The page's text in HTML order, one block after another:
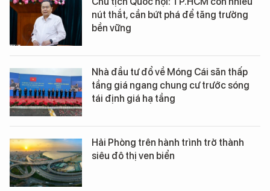
nút thắt, cần bứt phá để tăng trưởng
bền vững
Nhà đầu tư đổ về Móng Cái săn thấp
tầng giá ngang chung cư trước sóng
tái định giá hạ tầng
Hải Phòng trên hành trình trở thành
siêu đô thị ven biển